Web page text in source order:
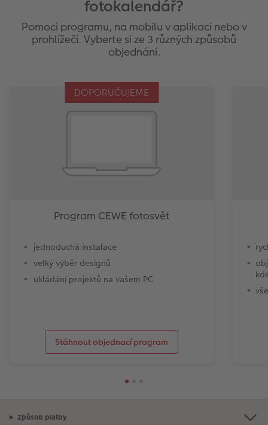
fotokalendář?
Pomocí programu, na mobilu v aplikaci nebo v
prohlížeči. Vyberte si ze 3 různých způsobů
objednání.
DOPORUČUJEME
Program CEWE fotosvět
jednoduchá instalace
velký výběr designů
ukládání projektů na vašem PC
Stáhnout objednací program
Způsob platby